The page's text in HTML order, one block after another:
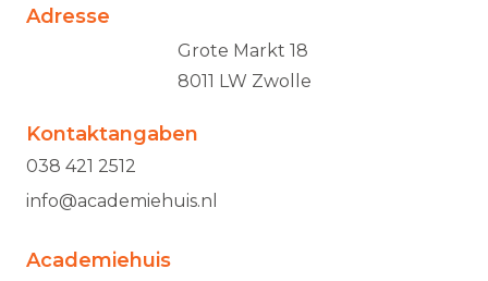
Adresse
Grote Markt 18
8011 LW Zwolle
Kontaktangaben
038 421 2512
info@academiehuis.nl
Academiehuis